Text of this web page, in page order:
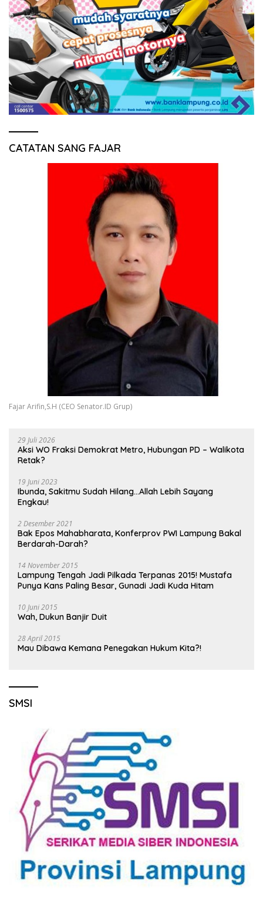
CATATAN SANG FAJAR
Fajar Arifin,S.H (CEO Senator.ID Grup)
29 Juli 2026
Aksi WO Fraksi Demokrat Metro, Hubungan PD – Walikota
Retak?
19 Juni 2023
Ibunda, Sakitmu Sudah Hilang…Allah Lebih Sayang
Engkau!
2 Desember 2021
Bak Epos Mahabharata, Konferprov PWI Lampung Bakal
Berdarah-Darah?
14 November 2015
Lampung Tengah Jadi Pilkada Terpanas 2015! Mustafa
Punya Kans Paling Besar, Gunadi Jadi Kuda Hitam
10 Juni 2015
Wah, Dukun Banjir Duit
28 April 2015
Mau Dibawa Kemana Penegakan Hukum Kita?!
SMSI